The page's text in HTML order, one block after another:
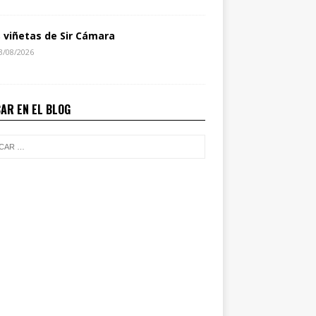
viñetas de Sir Cámara
08/2026
EN EL BLOG